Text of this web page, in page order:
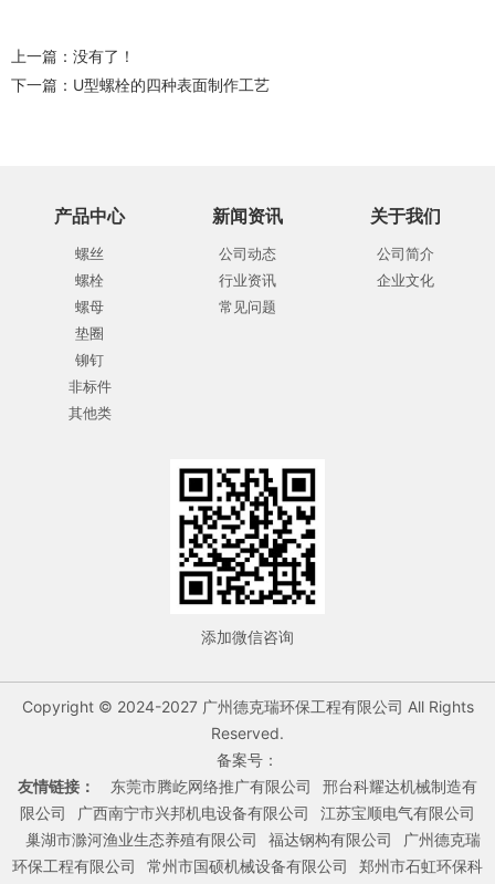
上一篇：没有了！
下一篇： U型螺栓的四种表面制作工艺
产品中心
螺丝
螺栓
螺母
垫圈
铆钉
非标件
其他类
新闻资讯
公司动态
行业资讯
常见问题
关于我们
公司简介
企业文化
添加微信咨询
Copyright © 2024-2027 广州德克瑞环保工程有限公司 All Rights
Reserved.
备案号：
友情链接：
东莞市腾屹网络推广有限公司
邢台科耀达机械制造有
限公司
广西南宁市兴邦机电设备有限公司
江苏宝顺电气有限公司
巢湖市滁河渔业生态养殖有限公司
福达钢构有限公司
广州德克瑞
环保工程有限公司
常州市国硕机械设备有限公司
郑州市石虹环保科